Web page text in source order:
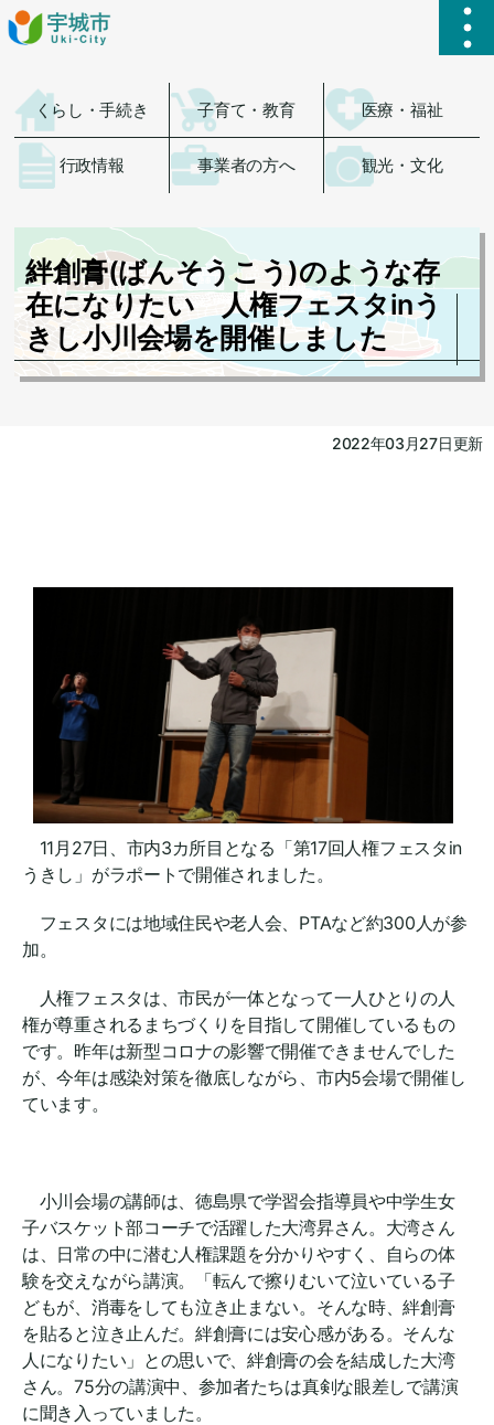
ハ
くらし・手続き 子育て・教育 医療・福祉
行政情報 事業者の方へ 観光・文化
絆創膏(ばんそうこう)のような存
在になりたい 人権フェスタinう
きし小川会場を開催しました
2022年03月27日更新
11月27日、市内3カ所目となる「第17回人権フェスタin
うきし」がラポートで開催されました。
フェスタには地域住民や老人会、PTAなど約300人が参
加。
人権フェスタは、市民が一体となって一人ひとりの人
権が尊重されるまちづくりを目指して開催しているもの
です。昨年は新型コロナの影響で開催できませんでした
が、今年は感染対策を徹底しながら、市内5会場で開催し
ています。
小川会場の講師は、徳島県で学習会指導員や中学生女
子バスケット部コーチで活躍した大湾昇さん。大湾さん
は、日常の中に潜む人権課題を分かりやすく、自らの体
験を交えながら講演。「転んで擦りむいて泣いている子
どもが、消毒をしても泣き止まない。そんな時、絆創膏
を貼ると泣き止んだ。絆創膏には安心感がある。そんな
人になりたい」との思いで、絆創膏の会を結成した大湾
さん。75分の講演中、参加者たちは真剣な眼差しで講演
に聞き入っていました。